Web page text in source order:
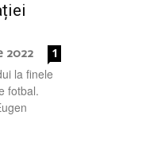
2022 1
la finele
fotbal.